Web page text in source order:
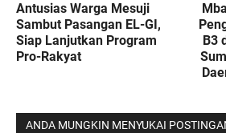
Antusias Warga Mesuji
Sambut Pasangan EL-GI,
Siap Lanjutkan Program
Pro-Rakyat
B3
ANDA MUNGKIN MENYUKAI